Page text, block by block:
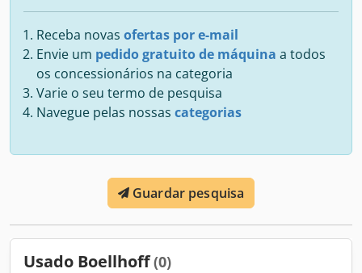
Receba novas ofertas por e-mail
Envie um pedido gratuito de máquina a todos
os concessionários na categoria
Varie o seu termo de pesquisa
Navegue pelas nossas categorias
Guardar pesquisa
Usado Boellhoff(0)